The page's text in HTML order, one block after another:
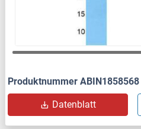
Produktnummer ABIN1858568
Datenblatt